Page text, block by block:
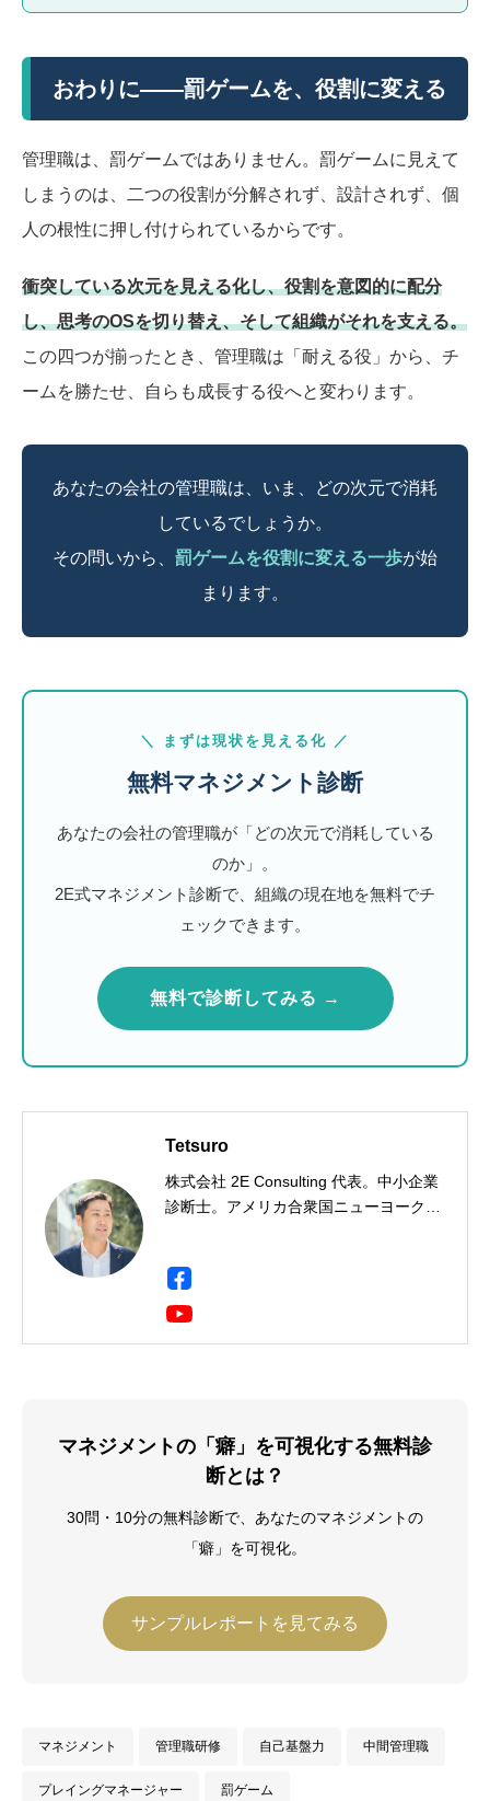
おわりに――罰ゲームを、役割に変える
管理職は、罰ゲームではありません。罰ゲームに見えて
しまうのは、二つの役割が分解されず、設計されず、個
人の根性に押し付けられているからです。
衝突している次元を見える化し、役割を意図的に配分
し、思考のOSを切り替え、そして組織がそれを支える。
この四つが揃ったとき、管理職は「耐える役」から、チ
ームを勝たせ、自らも成長する役へと変わります。
あなたの会社の管理職は、いま、どの次元で消耗
しているでしょうか。
その問いから、 罰ゲームを役割に変える一歩が始
まります。
＼ まずは現状を見える化 ／
無料マネジメント診断
あなたの会社の管理職が「どの次元で消耗している
のか」。
2E式マネジメント診断で、組織の現在地を無料でチ
ェックできます。
無料で診断してみる →
Tetsuro
株式会社 2E Consulting 代表。中小企業
診断士。アメリカ合衆国ニューヨーク州
グ・事業開発・投資事業に携わり、イン
ド・ドイツ・シンガポールに9年間駐
える。Harvard Business School
Program for Leadership Development
修了（2019年）。その後、独立し、中小
企業診断士として数多くの企業経営の現
マネジメントの「癖」を可視化する無料診
断とは？
30問・10分の無料診断で、あなたのマネジメントの
「癖」を可視化。
サンプルレポートを見てみる
マネジメント 管理職研修 自己基盤力 中間管理職
プレイングマネージャー 罰ゲーム